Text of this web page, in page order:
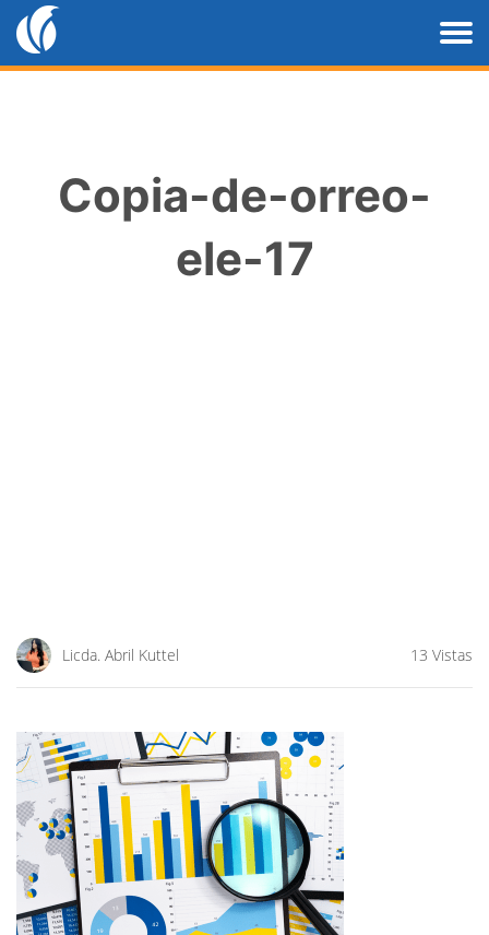
Copia-de-orreo-
ele-17
Licda. Abril Kuttel 13 Vistas